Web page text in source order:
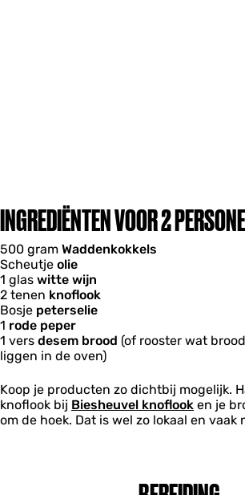
INGREDIËNTEN VOOR 2
500 gram Waddenkokkels
Scheutje olie
1 glas witte wijn
2 tenen knoflook
Bosje peterselie
1 rode peper
1 vers desem brood (of rooster wat
liggen in de oven)
Koop je producten zo dichtbij mogelijk.
knoflook bij Biesheuvel knoflook en je
om de hoek. Dat is wel zo lokaal en vaak